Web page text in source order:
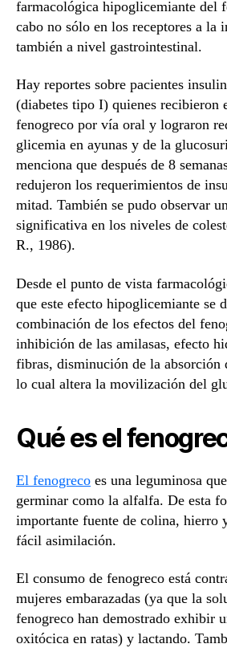
farmacológica hipoglicemiante del
cabo no sólo en los receptores a la
también a nivel gastrointestinal.
Hay reportes sobre pacientes
(diabetes tipo I) quienes recibieron
fenogreco por vía oral y lograron
glicemia en ayunas y de la
menciona que después de 8
redujeron los requerimientos de
mitad. También se pudo observar
significativa en los niveles de
R., 1986).
Desde el punto de vista
que este efecto hipoglicemiante se
combinación de los efectos del
inhibición de las amilasas, efecto
fibras, disminución de la absorción
lo cual altera la movilización del
Qué es el
El fenogreco es una leguminosa
germinar como la alfalfa. De esta
importante fuente de colina, hierro
fácil asimilación.
El consumo de fenogreco está
mujeres embarazadas (ya que la
fenogreco han demostrado exhibir
oxitócica en ratas) y lactando.